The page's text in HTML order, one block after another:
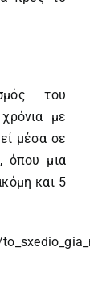
του
με
μέσα σε
όπου μια
και 5